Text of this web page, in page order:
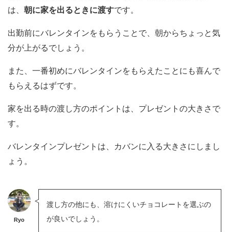
は、 朝に家を出るときに渡すです。
出勤前にバレンタインをもらうことで、朝からちょっと気
分が上がるでしょう。
また、一番初めにバレンタインをもらえたことにも喜んで
もらえるはずです。
家を出る時の渡し方のポイントは、プレゼントの大きさで
す。
バレンタインプレゼントは、カバンに入る大きさにしまし
ょう。
Ryo
渡し方の他にも、溶けにくいチョコレートを選ぶの
が良いでしょう。